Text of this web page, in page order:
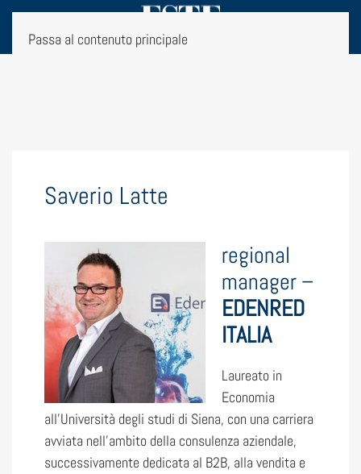
Passa al contenuto principale
Saverio Latte
regional
manager –
EDENRED
ITALIA
Laureato in
Economia
all’Università degli studi di Siena, con una carriera
avviata nell’ambito della consulenza aziendale,
successivamente dedicata al B2B, alla vendita e